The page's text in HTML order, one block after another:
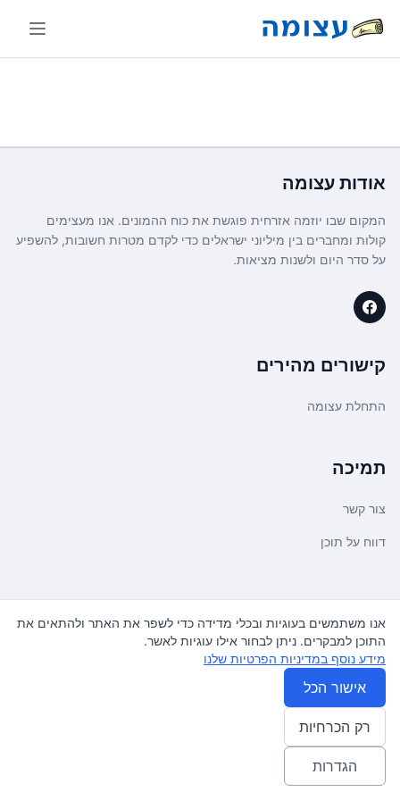
אודות עצומה
המקום שבו יוזמה אזרחית פוגשת את כוח ההמונים. אנו מעצימים
קולות ומחברים בין מיליוני ישראלים כדי לקדם מטרות חשובות, להשפיע
על סדר היום ולשנות מציאות.
קישורים מהירים
התחלת עצומה
תמיכה
צור קשר
דווח על תוכן
משפטי ועדכונים
מדיניות פרטיות
תנאי שימוש
© 2026 עצומה. כל הזכויות שמורות.
אנו משתמשים בעוגיות ובכלי מדידה כדי לשפר את האתר ולהתאים את
התוכן למבקרים. ניתן לבחור אילו עוגיות לאשר.
מידע נוסף במדיניות הפרטיות שלנו
אישור הכל
רק הכרחיות
הגדרות